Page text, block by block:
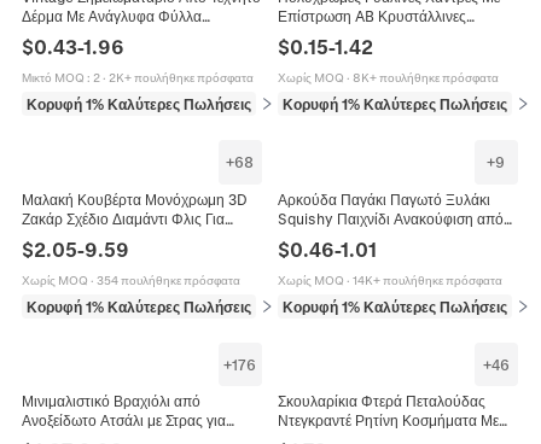
Δέρμα Με Ανάγλυφα Φύλλα
Ημερολόγιο Με Λουράκι Ταξιδιωτικό
Ημερολόγιο Με Μεταλλικό Φύλλο
$0.43-1.96
Μικτό MOQ : 2· 2K+ πουλήθηκε πρόσφατα
Κορυφή 1% Καλύτερες Πωλήσεις σε Σημειωματάρια και επιστολόχαρτα
Επίστρωση AB Κρυστάλλινες
Χάντρες Για Κατασκευή Κοσμημάτων
DIY Βραχιόλι Κολιέ Χειροτεχνία
$0.15-1.42
Χωρίς MOQ · 8K+ πουλήθηκε πρόσφατα
Κορυφή 1% Καλύτερες Πωλήσεις σε
+68
Μαλακή Κουβέρτα Μονόχρωμη 3D
Ζακάρ Σχέδιο Διαμάντι Φλις Για
Ζεστή Λούτρινο Κάλυμμα
$2.05-9.59
Χωρίς MOQ · 354 πουλήθηκε πρόσφατα
Κορυφή 1% Καλύτερες Πωλήσεις σε Κλινοσκεπάσματα
+9
Αρκούδα Παγάκι Παγωτό Ξυλάκι
Squishy Παιχνίδι Ανακούφιση από
Μαλτόζης για Παιδιά Ενήλικες
$0.46-1.01
Χωρίς MOQ · 14K+ πουλήθηκε πρόσφατα
Κορυφή 1% Καλύτερες Πωλήσεις σε
+176
Μινιμαλιστικό Βραχιόλι από
Ανοξείδωτο Ατσάλι με Στρας για
Γυναίκες Χρυσό Ροζ Χρυσό Ασημί
+46
Σκουλαρίκια Φτερά Πεταλούδας
Ντεγκραντέ Ρητίνη Κοσμήματα Με
Κούμπωμα Από Ασήμι 925